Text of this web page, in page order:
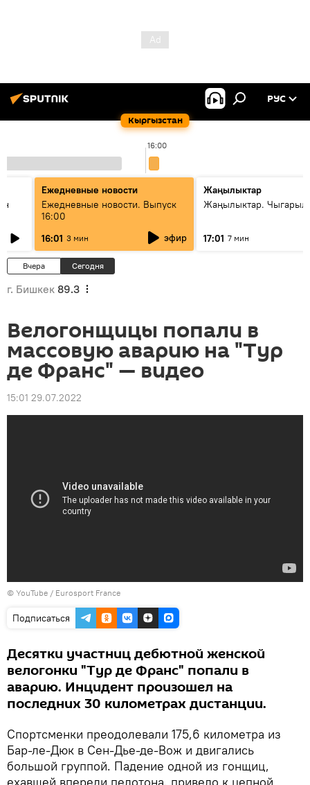
Кыргызстан
РУС
16:00
Ежедневные новости
Ежедневные новости. Выпуск
16:00
16:01 3 мин эфир
Жаңылыктар
Жаңылыктар.
17:01 7 мин
Вчера Сегодня
г. Бишкек 89.3
Велогонщицы попали в
массовую аварию на "Тур
де Франс" — видео
15:01 29.07.2022
© YouTube / Eurosport France
Подписаться
Десятки участниц дебютной женской
велогонки "Тур де Франс" попали в
аварию. Инцидент произошел на
последних 30 километрах дистанции.
Спортсменки преодолевали 175,6 километра из
Бар-ле-Дюк в Сен-Дье-де-Вож и двигались
большой группой. Падение одной из гонщиц,
ехавшей впереди пелотона, привело к цепной